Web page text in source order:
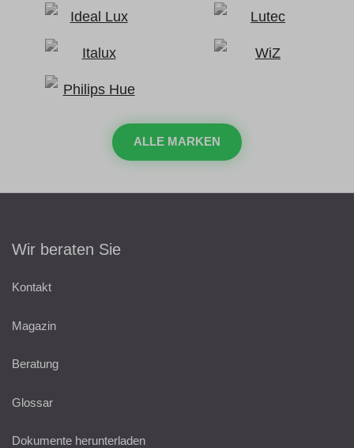
ALLE MARKEN
Wir beraten Sie
Kontakt
Magazin
Beratung
Glossar
Dokumente herunterladen